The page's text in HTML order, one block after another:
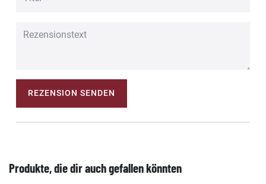
REZENSION SENDEN
Produkte, die dir auch gefallen könnten